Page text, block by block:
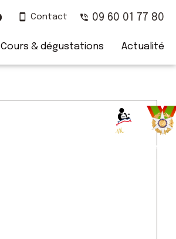
Contact 09 60 01 77 80
Cours & dégustations Actualité